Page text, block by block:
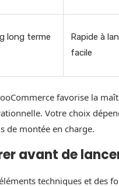
long terme
Rapide à
facile
favorise la
Votre choix
de montée en charge.
avant de
techniques et des